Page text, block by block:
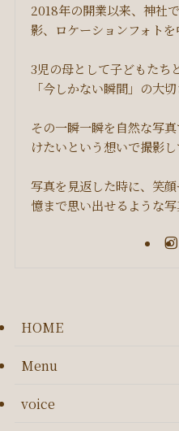
2018年の開業以来、神社
影、ロケーションフォトを
3児の母として子どもたち
「今しかない瞬間」の大切
その一瞬一瞬を自然な写
けたいという想いで撮影し
写真を見返した時に、笑
憶まで思い出せるような写
HOME
Menu
voice